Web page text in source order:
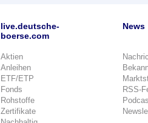
live.deutsche-
boerse.com
Aktien
Anleihen
ETF/ETP
Fonds
Rohstoffe
Zertifikate
News
RSS-